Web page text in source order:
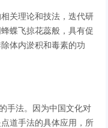
关理论和技法，迭代研
蝶飞掠花蕊般，具有促
体内淤积和毒素的功
手法。因为中国文化对
道手法的具体应用，所